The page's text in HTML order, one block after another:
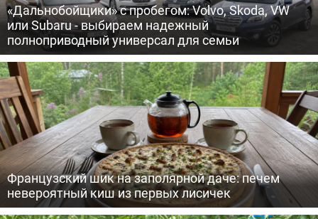
«Дальнобойщики» с пробегом: Volvo, Skoda, VW
или Subaru - выбираем надежный
полноприводный универсал для семьи
Французский шик на заполярной даче: печем
невероятный киш из первых лисичек